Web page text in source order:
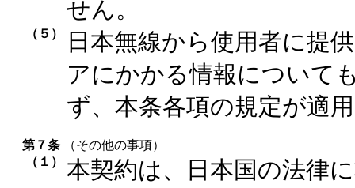
せん。
（５）
日本無線から使用者に提
アにかかる情報について
ず、本条各項の規定が適
第７条 （その他の事項）
（１） 本契約は、日本国の法律